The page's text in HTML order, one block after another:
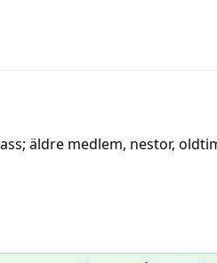
; äldre medlem, nestor,